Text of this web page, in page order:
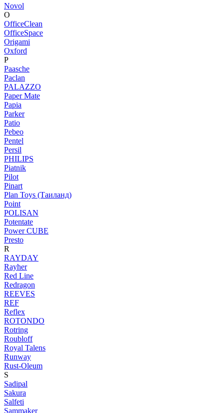
Novol
O
OfficeClean
OfficeSpace
Origami
Oxford
P
Paasche
Paclan
PALAZZO
Paper Mate
Papia
Parker
Patio
Pebeo
Pentel
Persil
PHILIPS
Piatnik
Pilot
Pinart
Plan Toys (Таиланд)
Point
POLISAN
Potentate
Power CUBE
Presto
R
RAYDAY
Rayher
Red Line
Redragon
REEVES
REF
Reflex
ROTONDO
Rotring
Roubloff
Royal Talens
Runway
Rust-Oleum
S
Sadipal
Sakura
Salfeti
Sammaker